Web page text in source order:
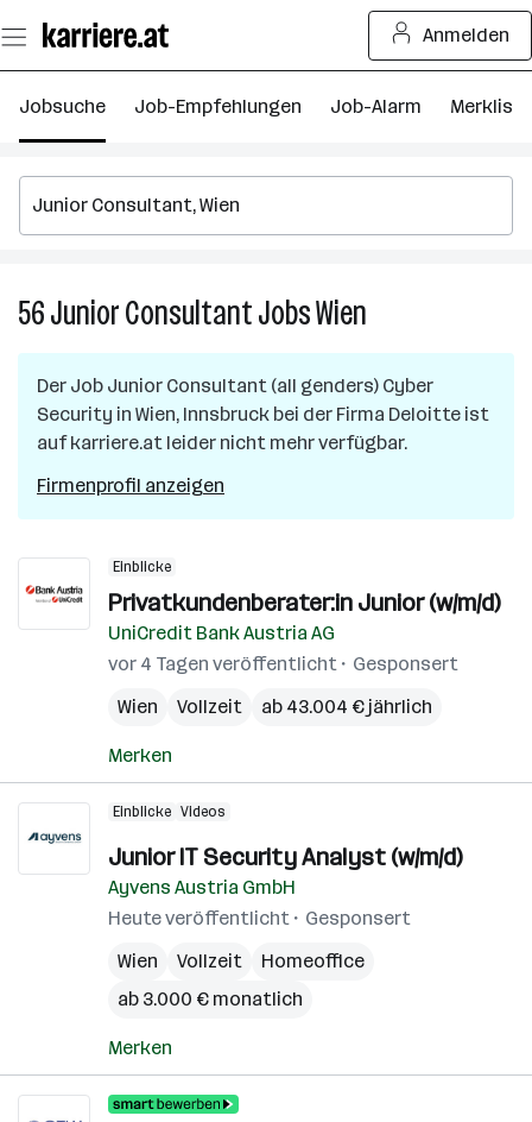
Seiteninhalt
springen
Anmelden
Jobsuche Job-Empfehlungen Job-Alarm Merkliste
56Junior ConsultantJobsWien
Jobs
in
Wien
Der Job Junior Consultant (all genders) Cyber
Security in Wien, Innsbruck bei der Firma Deloitte ist
auf karriere.at leider nicht mehr verfügbar.
Firmenprofil anzeigen
Einblicke
Privatkundenberater:in Junior (w/m/d)
UniCredit Bank Austria AG
vor 4 Tagen veröffentlicht
Gesponsert
Wien
Vollzeit ab 43.004 € jährlich
Merken
Einblicke Videos
Junior IT Security Analyst (w/m/d)
Ayvens Austria GmbH
Heute veröffentlicht
Gesponsert
Wien
Vollzeit
Homeoffice
ab 3.000 € monatlich
Merken